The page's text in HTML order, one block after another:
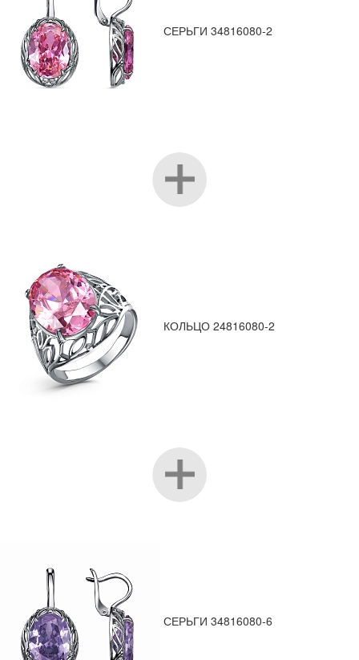
СЕРЬГИ 34816080-2
КОЛЬЦО 24816080-2
СЕРЬГИ 34816080-6